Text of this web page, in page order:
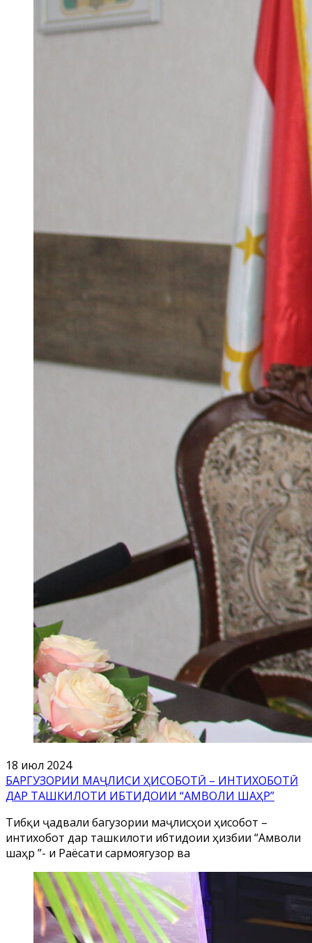
18 июл 2024
БАРГУЗОРИИ МАҶЛИСИ ҲИСОБОТӢ – ИНТИХОБОТӢ
ДАР ТАШКИЛОТИ ИБТИДОИИ “АМВОЛИ ШАҲР”
Тибқи ҷадвали багузории маҷлисҳои ҳисоботӣ –
интихоботӣ дар ташкилоти ибтидоии ҳизбии “Амволи
шаҳр ”- и Раёсати сармоягузорӣ ва